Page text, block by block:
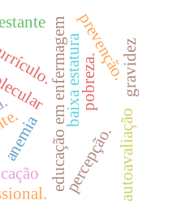
educação em enfermagempercepção.
baixa estaturapobreza.
anemia
prevenção.
autoavaliação
gravidez